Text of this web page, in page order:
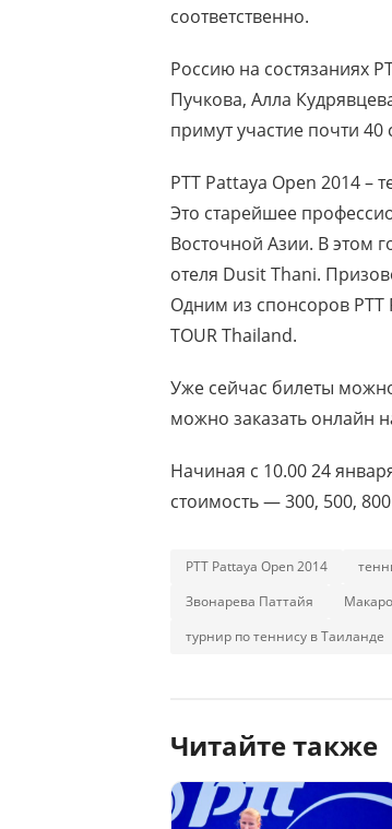
соответственно.
Россию на состязаниях
Пучкова, Алла
примут участие почти
PTT Pattaya Open 2014 –
Это старейшее
Восточной Азии. В этом
отеля Dusit Thani.
Одним из спонсоров PTT
TOUR Thailand.
Уже сейчас билеты
можно заказать онлайн
Начиная с 10.00 24
стоимость — 300, 500,
PTT Pattaya Open 2014
Звонарева Паттайя
турнир по теннису в Таиланде
Читайте также